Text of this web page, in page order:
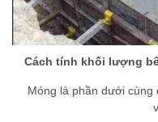
Cách tính khối lượng
Móng là phần dưới